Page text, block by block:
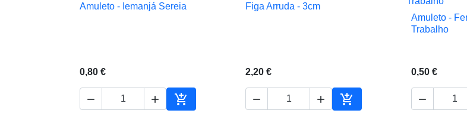
 Vista rápida
Amuleto - Iemanjá Sereia
0,80 €
  
Adicionar ao carrinho
 Vista rápida
Figa Arruda - 3cm
2,20 €
  
Adicionar ao carrinho

Amuleto -
Trabalho
0,50 €
